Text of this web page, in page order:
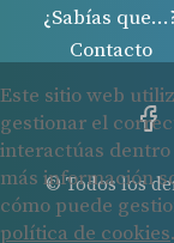
© Todos los
¿Sabías
Contacto